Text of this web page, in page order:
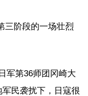
三阶段的一场壮烈
军第36师团冈崎大
军民袭扰下，日寇很